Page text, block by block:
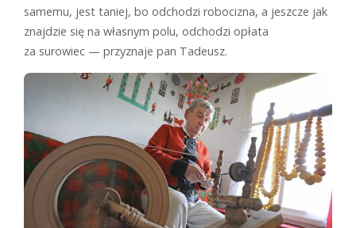
samemu, jest taniej, bo odchodzi robocizna, a jeszcze jak
znajdzie się na własnym polu, odchodzi opłata
za surowiec — przyznaje pan Tadeusz.